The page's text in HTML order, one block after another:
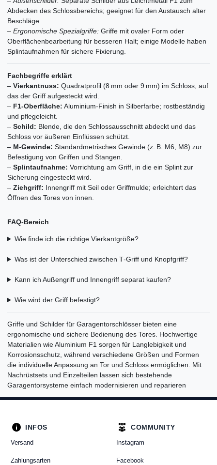
Abdecken des Schlossbereichs; geeignet für den Austausch alter
Beschläge.
– Ergonomische Spezialgriffe: Griffe mit ovaler Form oder
Oberflächenbearbeitung für besseren Halt; einige Modelle haben
Splintaufnahmen für sichere Fixierung.
Fachbegriffe erklärt
– Vierkantnuss: Quadratprofil (8 mm oder 9 mm) im Schloss, auf
das der Griff aufgesteckt wird.
– F1-Oberfläche: Aluminium-Finish in Silberfarbe; rostbeständig
und pflegeleicht.
– Schild: Blende, die den Schlossausschnitt abdeckt und das
Schloss vor äußeren Einflüssen schützt.
– M-Gewinde: Standardmetrisches Gewinde (z. B. M6, M8) zur
Befestigung von Griffen und Stangen.
– Splintaufnahme: Vorrichtung am Griff, in die ein Splint zur
Sicherung eingesteckt wird.
– Ziehgriff: Innengriff mit Seil oder Griffmulde; erleichtert das
Öffnen des Tores von innen.
FAQ-Bereich
Wie finde ich die richtige Vierkantgröße?
Was ist der Unterschied zwischen T‑Griff und Knopfgriff?
Kann ich Außengriff und Innengriff separat kaufen?
Wie wird der Griff befestigt?
Griffe und Schilder für Garagentorschlösser bieten eine
ergonomische und sichere Bedienung des Tores. Hochwertige
Materialien wie Aluminium F1 sorgen für Langlebigkeit und
Korrosionsschutz, während verschiedene Größen und Formen
die individuelle Anpassung an Tor und Schloss ermöglichen. Mit
Nachrüstsets und Einzelteilen lassen sich bestehende
Garagentorsysteme einfach modernisieren und reparieren
INFOS
Versand
Zahlungsarten
COMMUNITY
Instagram
Facebook